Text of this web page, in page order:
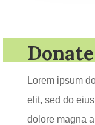
Lorem ipsum
elit, sed do
dolore magna